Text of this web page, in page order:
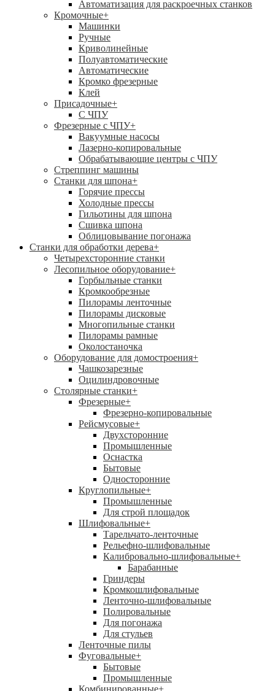
Автоматизация для раскроечных станков
Кромочные+
Машинки
Ручные
Криволинейные
Полуавтоматические
Автоматические
Кромко фрезерные
Клей
Присадочные+
С ЧПУ
Фрезерные с ЧПУ+
Вакуумные насосы
Лазерно-копировальные
Обрабатывающие центры с ЧПУ
Стреппинг машины
Станки для шпона+
Горячие прессы
Холодные прессы
Гильотины для шпона
Сшивка шпона
Облицовывание погонажа
Станки для обработки дерева+
Четырехсторонние станки
Лесопильное оборудование+
Горбыльные станки
Кромкообрезные
Пилорамы ленточные
Пилорамы дисковые
Многопильные станки
Пилорамы рамные
Околостаночка
Оборудование для домостроения+
Чашкозарезные
Оцилиндровочные
Столярные станки+
Фрезерные+
Фрезерно-копировальные
Рейсмусовые+
Двухсторонние
Промышленные
Оснастка
Бытовые
Односторонние
Круглопильные+
Промышленные
Для строй площадок
Шлифовальные+
Тарельчато-ленточные
Рельефно-шлифовальные
Калибровально-шлифовальные+
Барабанные
Гриндеры
Кромкошлифовальные
Ленточно-шлифовальные
Полировальные
Для погонажа
Для стульев
Ленточные пилы
Фуговальные+
Бытовые
Промышленные
Комбинированные+